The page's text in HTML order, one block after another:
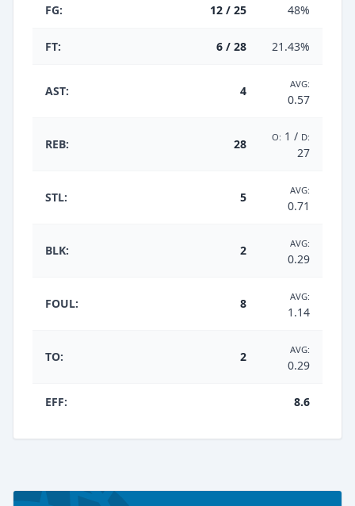
FG: 12 / 25 48%
FT: 6 / 28 21.43%
AST: 4 AVG:
0.57
REB: 28 O: 1 / D:
27
STL: 5 AVG:
0.71
BLK: 2 AVG:
0.29
FOUL: 8 AVG:
1.14
TO: 2 AVG:
0.29
EFF: 8.6